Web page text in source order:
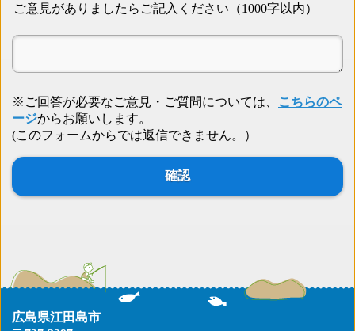
ご意見がありましたらご記入ください（1000字以内）
※ご回答が必要なご意見・ご質問については、
こちらのペ
ージからお願いします。
(このフォームからでは返信できません。）
広島県江田島市